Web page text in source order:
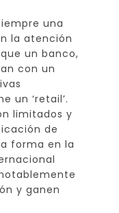
una
la atención
un banco,
con un
un ‘retail’.
limitados y
de
forma en la
y ganen